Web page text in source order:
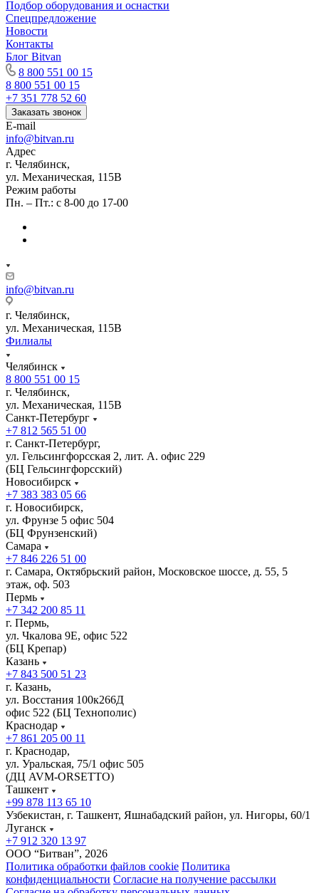
Подбор оборудования и оснастки
Спецпредложение
Новости
Контакты
Блог Bitvan
8 800 551 00 15
8 800 551 00 15
+7 351 778 52 60
Заказать звонок
E-mail
info@bitvan.ru
Адрес
г. Челябинск,
ул. Механическая, 115В
Режим работы
Пн. – Пт.: с 8-00 до 17-00
info@bitvan.ru
г. Челябинск,
ул. Механическая, 115В
Филиалы
Челябинск
8 800 551 00 15
г. Челябинск,
ул. Механическая, 115В
Санкт-Петербург
+7 812 565 51 00
г. Санкт-Петербург,
ул. Гельсингфорсская 2, лит. А. офис 229
(БЦ Гельсингфорсский)
Новосибирск
+7 383 383 05 66
г. Новосибирск,
ул. Фрунзе 5 офис 504
(БЦ Фрунзенский)
Самара
+7 846 226 51 00
г. Самара, Октябрьский район, Московское шоссе, д. 55, 5
этаж, оф. 503
Пермь
+7 342 200 85 11
г. Пермь,
ул. Чкалова 9Е, офис 522
(БЦ Крепар)
Казань
+7 843 500 51 23
г. Казань,
ул. Восстания 100к266Д
офис 522 (БЦ Технополис)
Краснодар
+7 861 205 00 11
г. Краснодар,
ул. Уральская, 75/1 офис 505
(ДЦ AVM-ORSETTO)
Ташкент
+99 878 113 65 10
Узбекистан, г. Ташкент, Яшнабадский район, ул. Нигоры, 60/1
Луганск
+7 912 320 13 97
ООО “Битван”, 2026
Политика обработки файлов cookie Политика
конфиденциальности Согласие на получение рассылки